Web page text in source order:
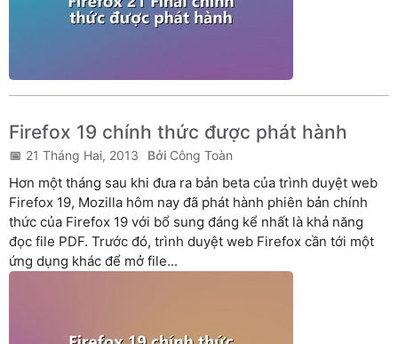
Firefox 19 chính thức được phát hành
21 Tháng Hai, 2013 Công Toàn
Hơn một tháng sau khi đưa ra bản beta của trình duyệt web
Firefox 19, Mozilla hôm nay đã phát hành phiên bản chính
thức của Firefox 19 với bổ sung đáng kể nhất là khả năng
đọc file PDF. Trước đó, trình duyệt web Firefox cần tới một
ứng dụng khác để mở file...